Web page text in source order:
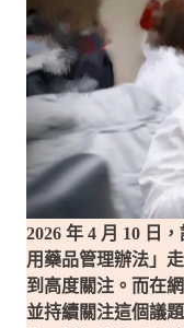
2026 年 4 月 10 日
用藥品管理辦法」
到高度關注。而在
並持續關注這個議